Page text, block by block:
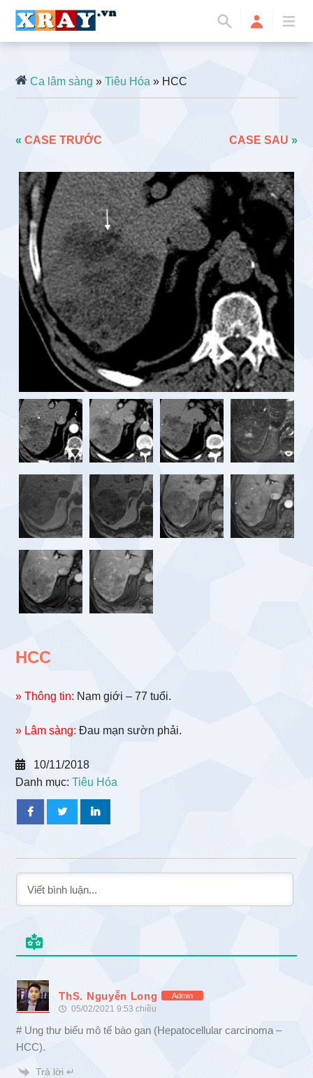
Ca lâm sàng »Tiêu Hóa » HCC
«CASE TRƯỚC CASE SAU »
HCC
» Thông tin: Nam giới – 77 tuổi.
» Lâm sàng: Đau mạn sườn phải.
10/11/2018
Danh mục:Tiêu Hóa
ThS. Nguyễn Long Admin
05/02/2021 9:53 chiều
# Ung thư biểu mô tế bào gan (Hepatocellular carcinoma –
HCC).
Trả lời ↵